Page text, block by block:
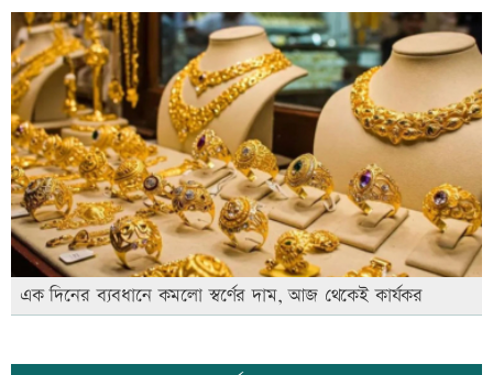
এক দিনের ব্যবধানে কমলো স্বর্ণের দাম, আজ থেকেই কার্যকর